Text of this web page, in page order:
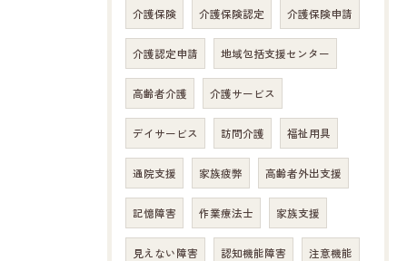
介護保険 介護保険認定 介護保険申請
介護認定申請 地域包括支援センター
高齢者介護 介護サービス
デイサービス 訪問介護 福祉用具
通院支援 家族疲弊 高齢者外出支援
記憶障害 作業療法士 家族支援
見えない障害 認知機能障害 注意機能
お問い合わせはこちら